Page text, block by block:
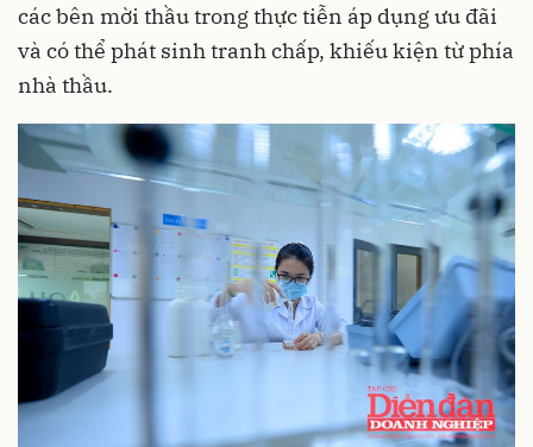
các bên mời thầu trong thực tiễn áp dụng ưu đãi
và có thể phát sinh tranh chấp, khiếu kiện từ phía
nhà thầu.